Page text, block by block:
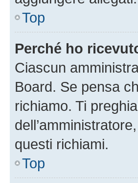
Top
Perché ho
Ciascun
Board. Se pensa
richiamo. Ti
questi richiami.
Top